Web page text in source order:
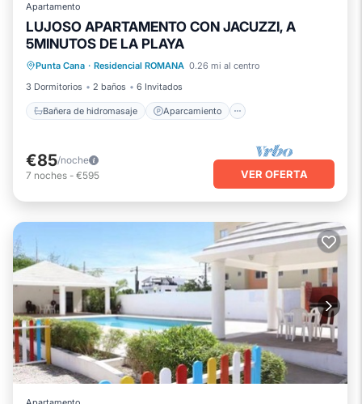
Apartamento
LUJOSO APARTAMENTO CON JACUZZI, A
5MINUTOS DE LA PLAYA
Punta Cana · Residencial ROMANA 0.26 mi al centro
3 Dormitorios
2 baños 6 Invitados
Bañera de hidromasaje Aparcamiento
Bañera de hidromasaje
Balcón/Terraza
Cocina
€85/noche
7 noches - €595 VER OFERTA